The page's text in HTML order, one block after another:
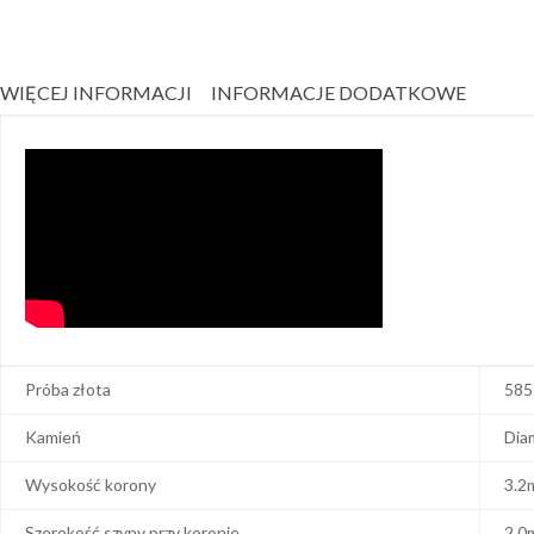
WIĘCEJ INFORMACJI INFORMACJE DODATKOWE
Próba złota 585
Kamień
Wysokość korony